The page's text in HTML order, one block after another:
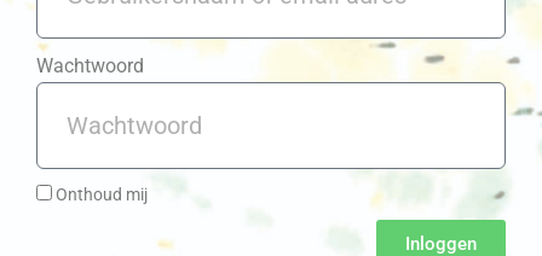
Wachtwoord
Onthoud mij
Inloggen